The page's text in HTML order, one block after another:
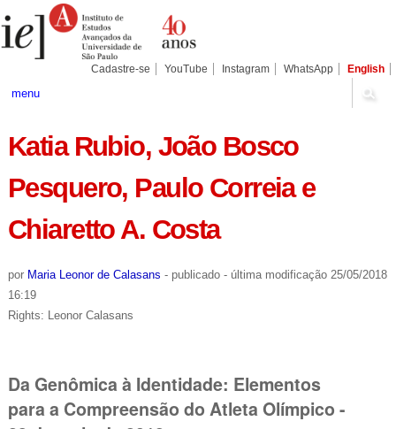
para
conteúdo.
Pessoais
Cadastre-se YouTube Instagram WhatsApp English
menu
Katia Rubio, João Bosco
Pesquero, Paulo Correia e
Chiaretto A. Costa
por Maria Leonor de Calasans - publicado - última modificação25/05/2018
16:19
Rights: Leonor Calasans
Da Genômica à Identidade: Elementos
para a Compreensão do Atleta Olímpico -